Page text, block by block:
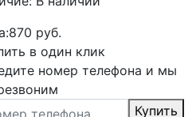
870 руб.
в один клик
номер телефона и мы
Купить